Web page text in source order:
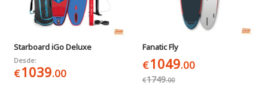
Starboard iGo Deluxe
Desde:
€1039.00
Fanatic Fly
€1049.00
€1749.00